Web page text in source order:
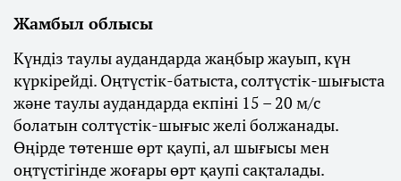
Жамбыл облысы
Күндіз таулы аудандарда жаңбыр жауып, күн
күркірейді. Оңтүстік-батыста, солтүстік-шығыста
және таулы аудандарда екпіні 15 – 20 м/с
болатын солтүстік-шығыс желі болжанады.
Өңірде төтенше өрт қаупі, ал шығысы мен
оңтүстігінде жоғары өрт қаупі сақталады.